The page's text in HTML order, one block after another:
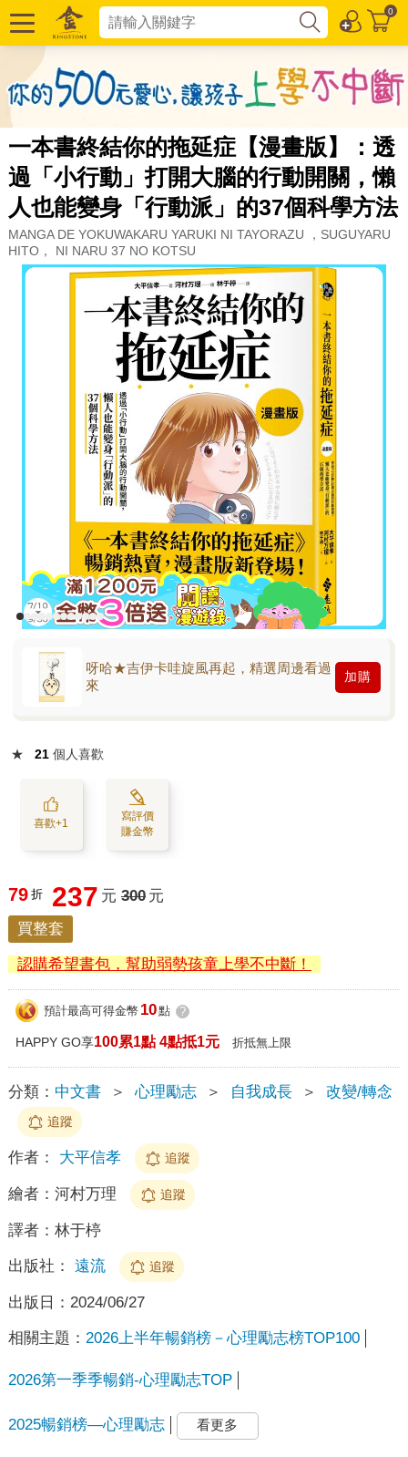
0
一本書終結你的拖延症【漫畫版】：透
過「小行動」打開大腦的行動開關，懶
人也能變身「行動派」的37個科學方法
MANGA DE YOKUWAKARU YARUKI NI TAYORAZU ，SUGUYARU
HITO， NI NARU 37 NO KOTSU
呀哈★吉伊卡哇旋風再起，精選周邊看過
來
加購
★ 21 個人喜歡
喜歡+1
寫評價
賺金幣
79 折 237 元 300 元
買整套
認購希望書包，幫助弱勢孩童上學不中斷！
預計最高可得金幣 10點 ?
HAPPY GO享100累1點 4點抵1元 折抵無上限
分類： 中文書 ＞ 心理勵志 ＞ 自我成長 ＞ 改變/轉念
追蹤
作者： 大平信孝 追蹤
繪者： 河村万理 追蹤
譯者： 林于楟
出版社： 遠流 追蹤
出版日： 2024/06/27
相關主題： 2026上半年暢銷榜－心理勵志榜TOP100
2026第一季季暢銷-心理勵志TOP
2025暢銷榜—心理勵志 看更多